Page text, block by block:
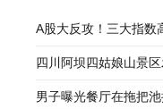
A股大反攻！三大指数
四川阿坝四姑娘山景
雨导致游客已安全撤离
男子曝光餐厅在拖把